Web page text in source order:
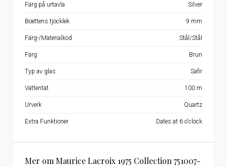
Mer om Maurice Lacroix 1975 Collection 751007-
Färg på urtavla Silver
Boettens tjocklek 9 mm
Färg-/Materialkod Stål/Stål
Färg Brun
Typ av glas Safir
Vattentät 100 m
Urverk Quartz
Extra Funktioner Dates at 6 o'clock